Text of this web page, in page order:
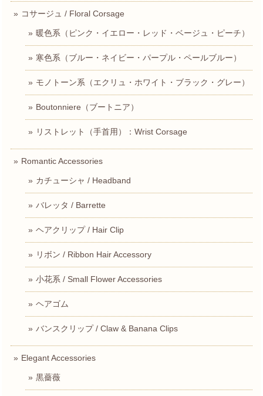
コサージュ / Floral Corsage
暖色系（ピンク・イエロー・レッド・ベージュ・ピーチ）
寒色系（ブルー・ネイビー・パープル・ペールブルー）
モノトーン系（エクリュ・ホワイト・ブラック・グレー）
Boutonniere（ブートニア）
リストレット（手首用）：Wrist Corsage
Romantic Accessories
カチューシャ / Headband
バレッタ / Barrette
ヘアクリップ / Hair Clip
リボン / Ribbon Hair Accessory
小花系 / Small Flower Accessories
ヘアゴム
バンスクリップ / Claw & Banana Clips
Elegant Accessories
黒薔薇